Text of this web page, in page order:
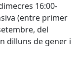
16:00-
(entre primer
del
dilluns de gener i